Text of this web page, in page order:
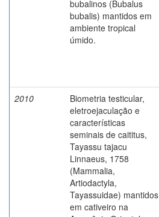
bubalinos (Bubalus
bubalis) mantidos em
ambiente tropical
úmido.
2010
Biometria testicular,
eletroejaculação e
características
seminais de caititus,
Tayassu tajacu
Linnaeus, 1758
(Mammalia,
Artiodactyla,
Tayassuidae) mantidos
em cativeiro na